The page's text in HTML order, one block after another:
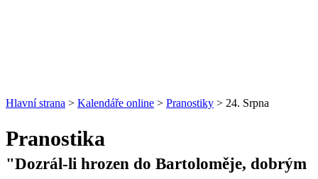
Hlavní strana > Kalendáře online > Pranostiky > 24. Srpna
Pranostika
"Dozrál-li hrozen do Bartoloměje, dobrým